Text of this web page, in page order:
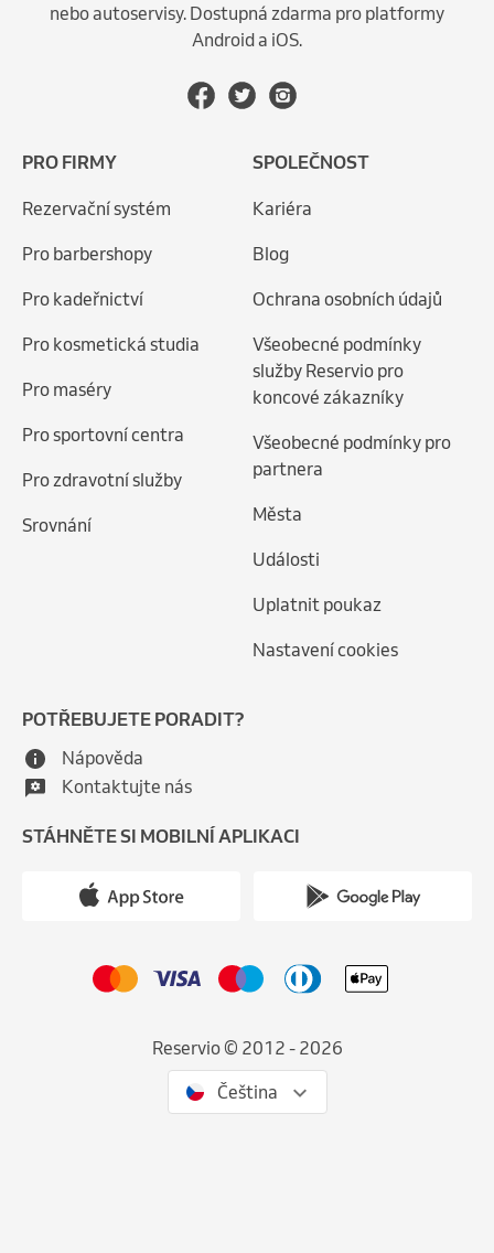
nebo autoservisy. Dostupná zdarma pro platformy
Android a iOS.
PRO FIRMY
Rezervační systém
Pro barbershopy
Pro kadeřnictví
Pro kosmetická studia
Pro maséry
Pro sportovní centra
Pro zdravotní služby
Srovnání
SPOLEČNOST
Kariéra
Blog
Ochrana osobních údajů
Všeobecné podmínky
služby Reservio pro
koncové zákazníky
Všeobecné podmínky pro
partnera
Města
Události
Uplatnit poukaz
Nastavení cookies
POTŘEBUJETE PORADIT?
Nápověda
Kontaktujte nás
STÁHNĚTE SI MOBILNÍ APLIKACI
Reservio © 2012 - 2026
Čeština